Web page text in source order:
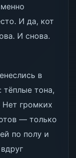
И да, кот
И снова.
в
тёплые тона,
Нет громких
— только
по полу и